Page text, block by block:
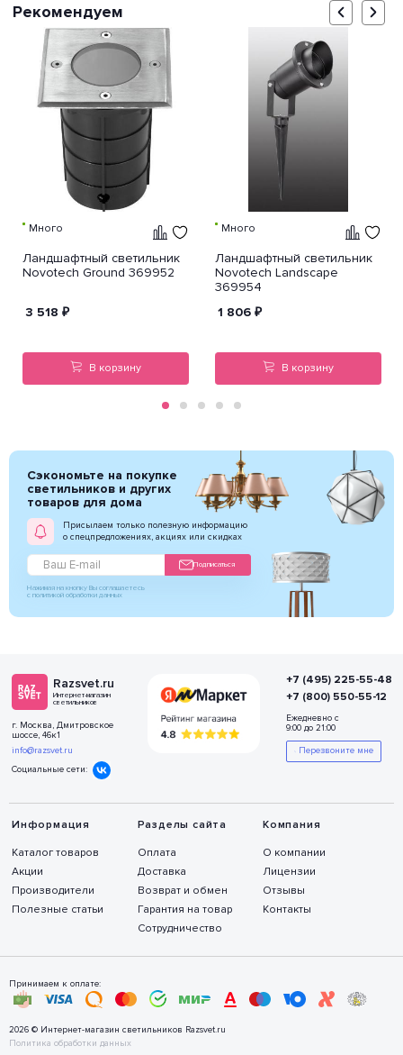
Рекомендуем
Много
Ландшафтный светильник
Novotech Ground 369952
3 518 ₽
В корзину
Много
Ландшафтный светильник
Novotech Landscape
369954
1 806 ₽
В корзину
Сэкономьте на покупке
светильников и других
товаров для дома
Присылаем только полезную информацию
о спецпредложениях, акциях или скидках
Подписаться
Нажимая на кнопку Вы соглашаетесь
с политикой обработки данных
Razsvet.ru
Интернет-магазин
светильников
г. Москва, Дмитровское
шоссе, 46к1
info@razsvet.ru
Социальные сети:
Информация
Каталог товаров
Акции
Производители
Полезные статьи
Разделы сайта
Оплата
Доставка
Возврат и обмен
Гарантия на товар
Сотрудничество
Компания
О компании
Лицензии
Отзывы
Контакты
+7 (495) 225-55-48
+7 (800) 550-55-12
Ежедневно с
9:00 до 21:00
Перезвоните мне
Принимаем к оплате:
2026 © Интернет-магазин светильников Razsvet.ru
Политика обработки данных